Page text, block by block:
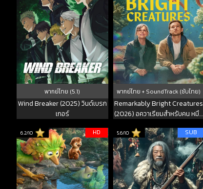
พากย์ไทย (5.1)
Wind Breaker (2025) วินด์เบรก
เกอร์
พากย์ไทย + SoundTrack (ซับไทย)
Remarkably Bright Creatures
(2026) อควาเรียมสำหรับคน หมึก
6.2/10 HD 5.6/10 SUB